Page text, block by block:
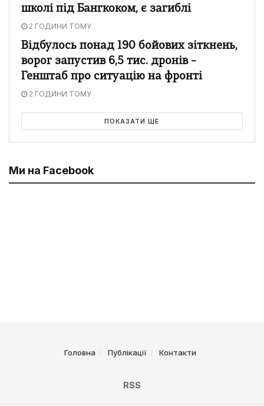
школі під Бангкоком, є загиблі
2 ГОДИНИ ТОМУ
Відбулось понад 190 бойових зіткнень,
ворог запустив 6,5 тис. дронів –
Генштаб про ситуацію на фронті
2 ГОДИНИ ТОМУ
ПОКАЗАТИ ЩЕ
Ми на Facebook
Головна Публікації Контакти
RSS